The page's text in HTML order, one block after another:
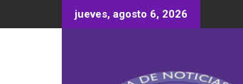
al
jueves, agosto 6, 2026